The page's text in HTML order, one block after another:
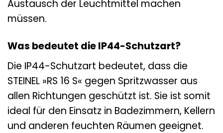
Austausch der Leuchtmittel machen
müssen.
Was bedeutet die IP44-Schutzart?
Die IP44-Schutzart bedeutet, dass die
STEINEL »RS 16 S« gegen Spritzwasser aus
allen Richtungen geschützt ist. Sie ist somit
ideal für den Einsatz in Badezimmern, Kellern
und anderen feuchten Räumen geeignet.